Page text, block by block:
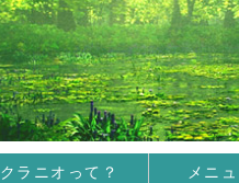
クラニオって？ メニ